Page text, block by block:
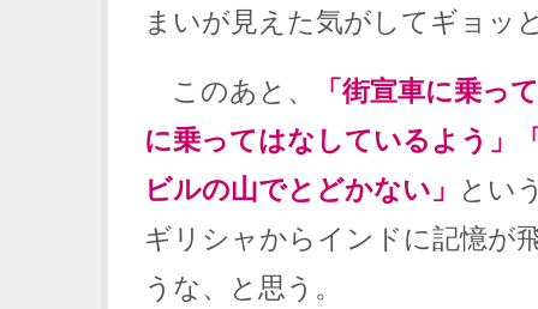
まいが見えた気がしてギョッ
このあと、
「街宣車に乗っ
に乗ってはなしているよう」
ビルの山でとどかない」
とい
ギリシャからインドに記憶が
うな、と思う。